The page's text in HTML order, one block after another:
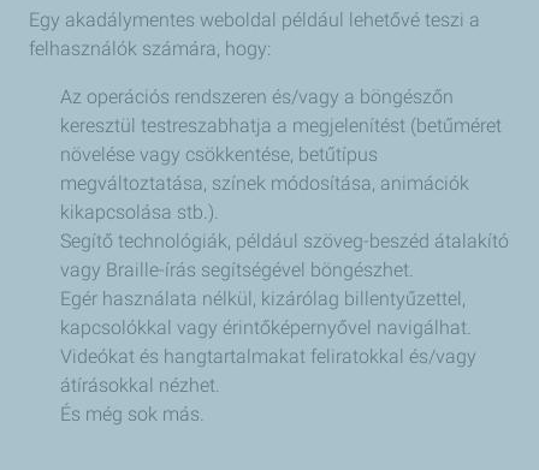
Egy akadálymentes weboldal például lehetővé teszi a
felhasználók számára, hogy:
Az operációs rendszeren és/vagy a böngészőn
keresztül testreszabhatja a megjelenítést (betűméret
növelése vagy csökkentése, betűtípus
megváltoztatása, színek módosítása, animációk
kikapcsolása stb.).
Segítő technológiák, például szöveg-beszéd átalakító
vagy Braille-írás segítségével böngészhet.
Egér használata nélkül, kizárólag billentyűzettel,
kapcsolókkal vagy érintőképernyővel navigálhat.
Videókat és hangtartalmakat feliratokkal és/vagy
átírásokkal nézhet.
És még sok más.